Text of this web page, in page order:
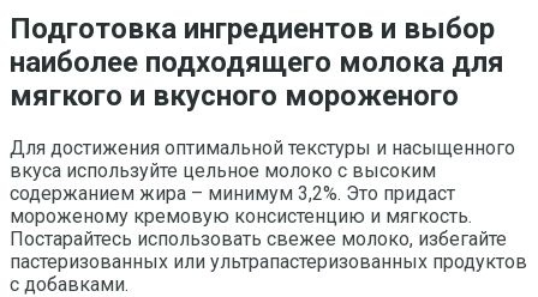
Подготовка ингредиентов и выбор
наиболее подходящего молока для
мягкого и вкусного мороженого
Для достижения оптимальной текстуры и насыщенного
вкуса используйте цельное молоко с высоким
содержанием жира – минимум 3,2%. Это придаст
мороженому кремовую консистенцию и мягкость.
Постарайтесь использовать свежее молоко, избегайте
пастеризованных или ультрапастеризованных продуктов
с добавками.